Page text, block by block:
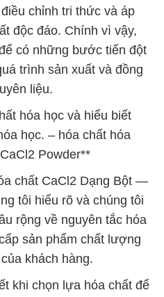
chỉnh tri thức và áp
độc đáo. Chính vì vậy,
có những bước tiến đột
trình sản xuất và đồng
liệu.
hóa học và hiểu biết
học. – hóa chất hóa
Powder**
chất CaCl2 Dạng Bột —
tôi hiểu rõ và chúng tôi
rộng về nguyên tắc hóa
sản phẩm chất lượng
khách hàng.
khi chọn lựa hóa chất để